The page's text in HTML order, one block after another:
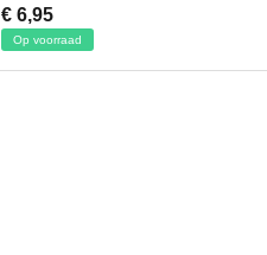
€ 6,95
Op voorraad